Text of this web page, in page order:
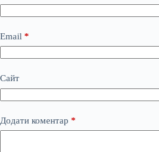
Email *
Сайт
Додати коментар *